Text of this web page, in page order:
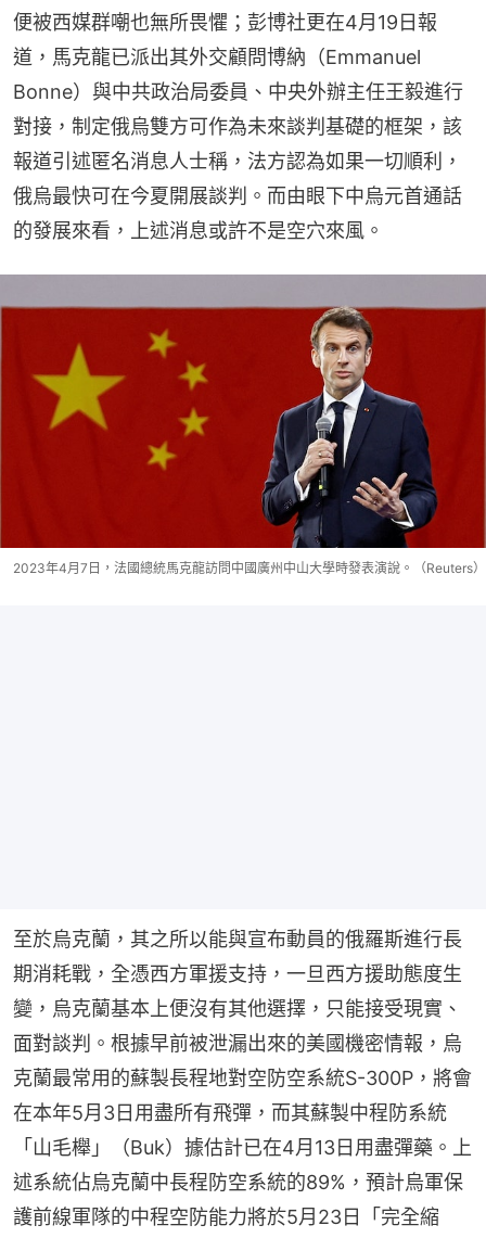
便被西媒群嘲也無所畏懼；彭博社更在4月19日報
道，馬克龍已派出其外交顧問博納（Emmanuel
Bonne）與中共政治局委員、中央外辦主任王毅進行
對接，制定俄烏雙方可作為未來談判基礎的框架，該
報道引述匿名消息人士稱，法方認為如果一切順利，
俄烏最快可在今夏開展談判。而由眼下中烏元首通話
的發展來看，上述消息或許不是空穴來風。
2023年4月7日，法國總統馬克龍訪問中國廣州中山大學時發表演說。（Reuters）
至於烏克蘭，其之所以能與宣布動員的俄羅斯進行長
期消耗戰，全憑西方軍援支持，一旦西方援助態度生
變，烏克蘭基本上便沒有其他選擇，只能接受現實、
面對談判。根據早前被泄漏出來的美國機密情報，烏
克蘭最常用的蘇製長程地對空防空系統S-300P，將會
在本年5月3日用盡所有飛彈，而其蘇製中程防系統
「山毛櫸」（Buk）據估計已在4月13日用盡彈藥。上
述系統佔烏克蘭中長程防空系統的89%，預計烏軍保
護前線軍隊的中程空防能力將於5月23日「完全縮